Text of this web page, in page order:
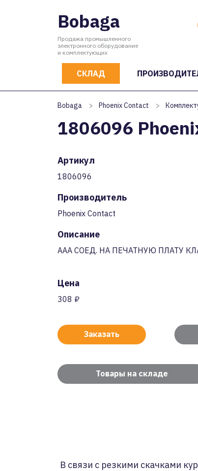
Bobaga
Продажа промышленного
электронного оборудование
и комплектующих
СКЛАД
Bobaga > Phoenix Contact >
1806096
Артикул
1806096
Производитель
Phoenix Contact
Описание
AAA СОЕД. НА ПЕЧАТНУЮ ПЛАТУ
Цена
308 ₽
Заказать
Товары на складе
В связи с резкими скачками